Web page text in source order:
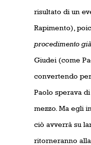
risultato di un
Rapimento),
procedimento
Giudei (come
convertendo
Paolo sperava
mezzo. Ma egli
ciò avverrà su
ritorneranno alla